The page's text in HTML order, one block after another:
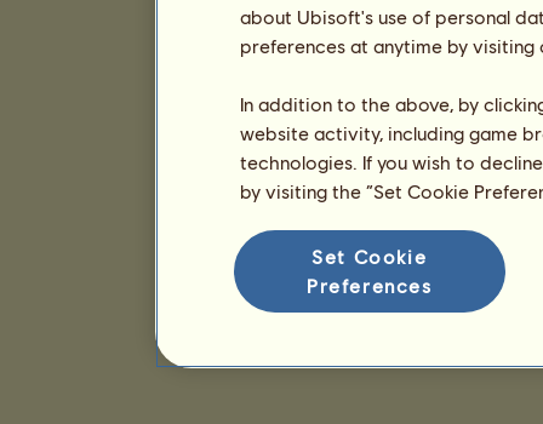
about Ubisoft's use of personal
preferences at anytime by
In addition to the above, by
website activity, including game
technologies. If you wish to
by visiting the “Set Cookie
Set Cookie
Preferences